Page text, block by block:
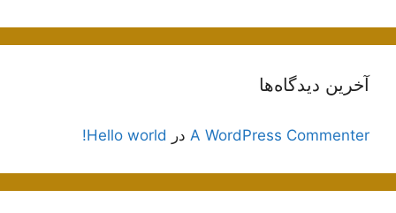
آخرین دیدگاه‌ها
A WordPress Commenter در Hello world!